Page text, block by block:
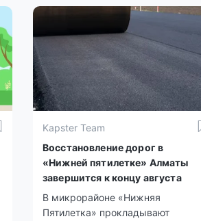
Kapster Team
Восстановление дорог в
«Нижней пятилетке» Алматы
завершится к концу августа
В микрорайоне «Нижняя
Пятилетка» прокладывают